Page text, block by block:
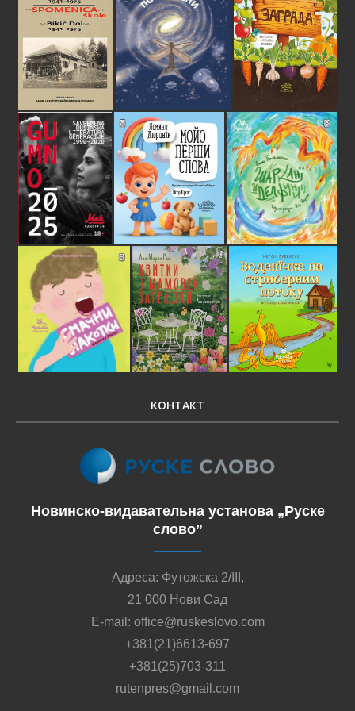
КОНТАКТ
Новинско-видавательна установа „Руске
слово”
Адреса: Футожска 2/III,
21 000 Нови Сад
E-mail: office@ruskeslovo.com
+381(21)6613-697
+381(25)703-311
rutenpres@gmail.com